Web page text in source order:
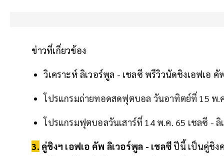
ข่าวที่เกี่ยวข้อง
วิเคราะห์ ลิเวอร์พูล - เชลซี พรีวิวนัดชิงเอฟเอ
โปรแกรมถ่ายทอดสดฟุตบอล วันอาทิตย์ที่ 15 พ.
โปรแกรมฟุตบอลวันเสาร์ที่ 14 พ.ค. 65 เชลซี -
3. คู่ชิงฯ เอฟเอ คัพ ลิเวอร์พูล - เชลซีปีนี้ เป็นคู่ชิง